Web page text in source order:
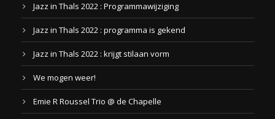
Jazz in Thals 2022 : Programmawijziging
Jazz in Thals 2022 : programma is gekend
Jazz in Thals 2022 : krijgt stilaan vorm
We mogen weer!
Emie R Roussel Trio @ de Chapelle